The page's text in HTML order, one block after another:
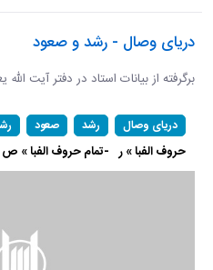
دریای وصال - رشد و صعود
برگرفته از بیانات استاد در دفتر آیت الله
دریای وصال رشد صعود
حروف الفبا » ر -تمام حروف الفبا » ص